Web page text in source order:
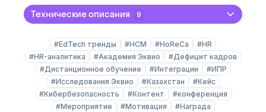
Технические описания 9
#EdTech тренды #HCM #HoReCa
#HR
#HR-аналитика
#Академия Эквио
#Дефицит кадров
#Дистанционное обучение
#Интеграции
#ИПР
#Исследования Эквио
#Казахстан
#Кейс
#Кибербезопасность
#Контент
#конференция
#Мероприятие
#Мотивация
#Награда